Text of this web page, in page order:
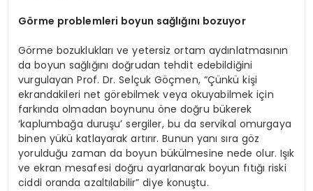
Görme problemleri boyun sağlığını bozuyor
Görme bozuklukları ve yetersiz ortam aydınlatmasının
da boyun sağlığını doğrudan tehdit edebildiğini
vurgulayan Prof. Dr. Selçuk Göçmen, “Çünkü kişi
ekrandakileri net görebilmek veya okuyabilmek için
farkında olmadan boynunu öne doğru bükerek
‘kaplumbağa duruşu’ sergiler, bu da servikal omurgaya
binen yükü katlayarak artırır. Bunun yanı sıra göz
yorulduğu zaman da boyun bükülmesine nede olur. Işık
ve ekran mesafesi doğru ayarlanarak boyun fıtığı riski
ciddi oranda azaltılabilir” diye konuştu.